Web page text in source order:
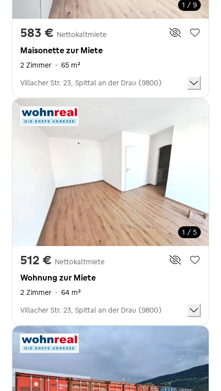
1 / 9
583 € Nettokaltmiete
Maisonette zur Miete
2 Zimmer · 65 m²
Villacher Str. 23, Spittal an der Drau (9800)
1 / 5
512 € Nettokaltmiete
Wohnung zur Miete
2 Zimmer · 64 m²
Villacher Str. 23, Spittal an der Drau (9800)